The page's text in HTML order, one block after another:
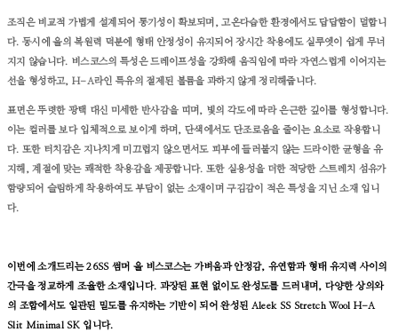
조직은 비교적 가볍게 설계되어 통기성이 확보되며, 고온다습한 환경에서도 답답함이 덜합니
다. 동시에 울의 복원력 덕분에 형태 안정성이 유지되어 장시간 착용에도 실루엣이 쉽게 무너
지지 않습니다. 비스코스의 특성은 드레이프성을 강화해 움직임에 따라 자연스럽게 이어지는
선을 형성하고, H-A라인 특유의 절제된 볼륨을 과하지 않게 정리해줍니다.
표면은 뚜렷한 광택 대신 미세한 반사감을 띠며, 빛의 각도에 따라 은근한 깊이를 형성합니다.
이는 컬러를 보다 입체적으로 보이게 하며, 단색에서도 단조로움을 줄이는 요소로 작용합니
다. 또한 터치감은 지나치게 미끄럽지 않으면서도 피부에 들러붙지 않는 드라이한 균형을 유
지해, 계절에 맞는 쾌적한 착용감을 제공합니다. 또한 실용성을 더한 적당한 스트레치 섬유가
함량되어 슬림하게 착용하여도 부담이 없는 소재이며 구김감이 적은 특성을 지닌 소재 입니
다.
이번에 소개드리는 26SS 썸머 울 비스코스는 가벼움과 안정감, 유연함과 형태 유지력 사이의
간극을 정교하게 조율한 소재입니다. 과장된 표현 없이도 완성도를 드러내며, 다양한 상의와
의 조합에서도 일관된 밀도를 유지하는 기반이 되어 완성된 Aleek SS Stretch Wool H-A
Slit Minimal SK 입니다.